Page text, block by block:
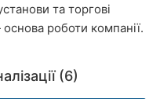
та торгові
роботи компанії.
(6)